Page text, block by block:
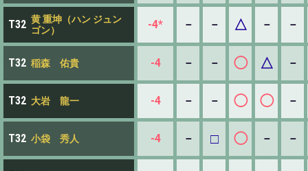
T32 黄 重坤（ハン ジュン
ゴン）
-4* － － △ － －
T32 稲森 佑貴 -4 － － ◯ △ －
T32 大岩 龍一 -4 － － ◯ ◯ －
T32 小袋 秀人 -4 － □ ◯ － －